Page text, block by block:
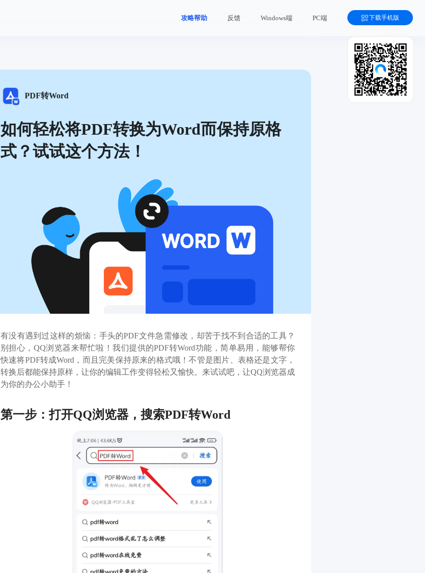
攻略帮助 反馈 Windows端 PC端 下载手机版
PDF转Word
如何轻松将PDF转换为Word而保持原格
式？试试这个方法！
有没有遇到过这样的烦恼：手头的PDF文件急需修改，却苦于找不到合适的工具？
别担心，QQ浏览器来帮忙啦！我们提供的PDF转Word功能，简单易用，能够帮你
快速将PDF转成Word，而且完美保持原来的格式哦！不管是图片、表格还是文字，
转换后都能保持原样，让你的编辑工作变得轻松又愉快。来试试吧，让QQ浏览器成
为你的办公小助手！
第一步：打开QQ浏览器，搜索PDF转Word